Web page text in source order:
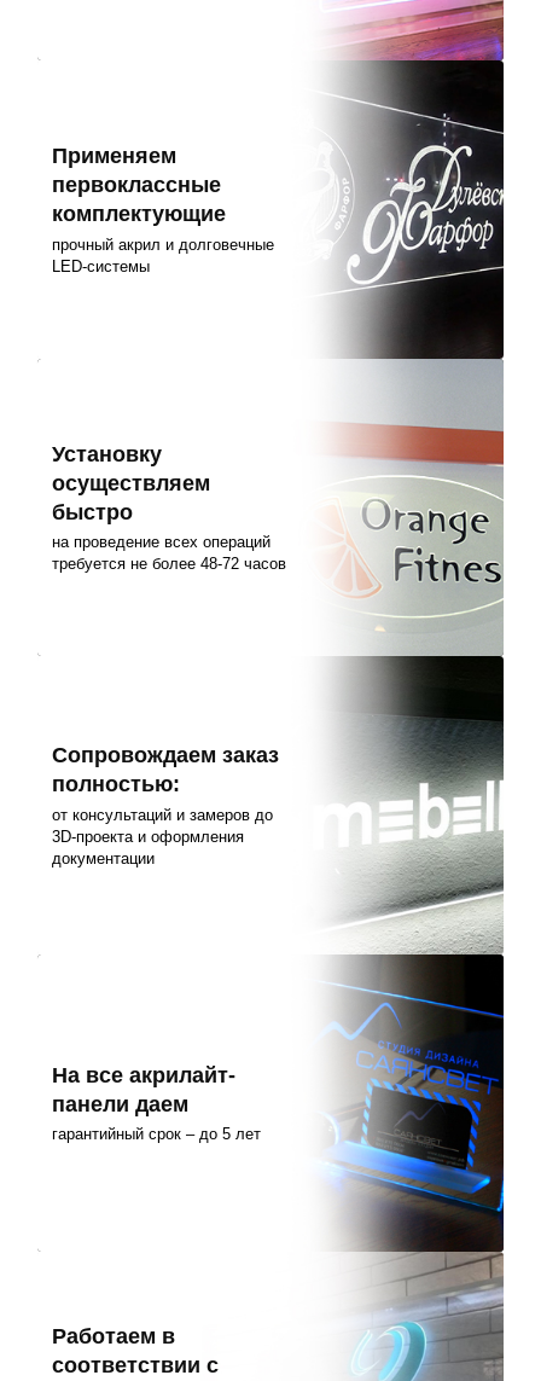
Применяем
первоклассные
комплектующие
прочный акрил и долговечные
LED-системы
Установку
осуществляем
быстро
на проведение всех операций
требуется не более 48-72 часов
Сопровождаем заказ
полностью:
от консультаций и замеров до
3D-проекта и оформления
документации
На все акрилайт-
панели даем
гарантийный срок – до 5 лет
Работаем в
соответствии с